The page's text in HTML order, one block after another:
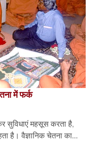
में फर्क
सुविधाएं महसूस करता है,
है। वैज्ञानिक चेतना का...